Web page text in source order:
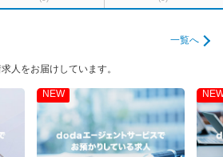
一覧へ
人をお届けしています。